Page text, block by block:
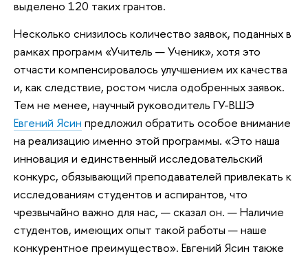
выделено 120 таких грантов.
Несколько снизилось количество заявок, поданных в
рамках программ «Учитель — Ученик», хотя это
отчасти компенсировалось улучшением их качества
и, как следствие, ростом числа одобренных заявок.
Тем не менее, научный руководитель ГУ-ВШЭ
Евгений Ясин предложил обратить особое внимание
на реализацию именно этой программы. «Это наша
инновация и единственный исследовательский
конкурс, обязывающий преподавателей привлекать к
исследованиям студентов и аспирантов, что
чрезвычайно важно для нас, — сказал он. — Наличие
студентов, имеющих опыт такой работы — наше
конкурентное преимущество». Евгений Ясин также